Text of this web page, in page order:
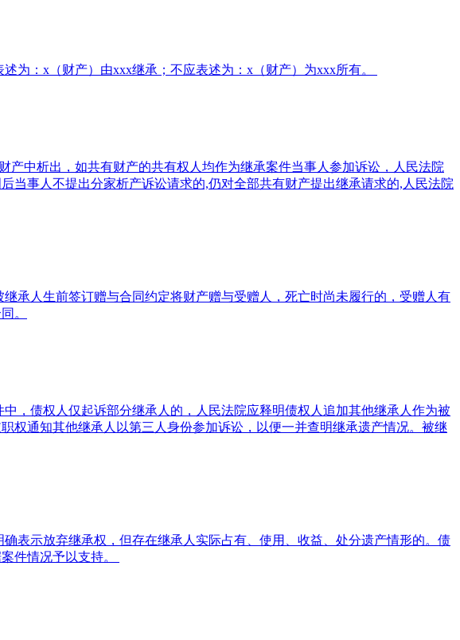
为：х（财产）由ххх继承；不应表述为：х（财产）为ххх所有。
中析出，如共有财产的共有权人均作为继承案件当事人参加诉讼，人民法院
当事人不提出分家析产诉讼请求的,仍对全部共有财产提出继承请求的,人民法院
承人生前签订赠与合同约定将财产赠与受赠人，死亡时尚未履行的，受赠人有
。
，债权人仅起诉部分继承人的，人民法院应释明债权人追加其他继承人作为被
权通知其他继承人以第三人身份参加诉讼，以便一并查明继承遗产情况。被继
表示放弃继承权，但存在继承人实际占有、使用、收益、处分遗产情形的。债
件情况予以支持。